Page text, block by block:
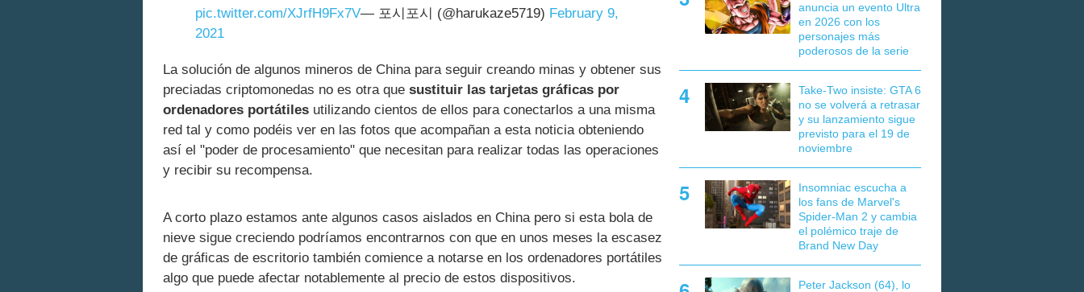
pic.twitter.com/XJrfH9Fx7V— 포시포시 (@harukaze5719) February 9,
2021
La solución de algunos mineros de China para seguir creando minas y obtener sus
preciadas criptomonedas no es otra que sustituir las tarjetas gráficas por
ordenadores portátiles utilizando cientos de ellos para conectarlos a una misma
red tal y como podéis ver en las fotos que acompañan a esta noticia obteniendo
así el "poder de procesamiento" que necesitan para realizar todas las operaciones
y recibir su recompensa.
A corto plazo estamos ante algunos casos aislados en China pero si esta bola de
nieve sigue creciendo podríamos encontrarnos con que en unos meses la escasez
de gráficas de escritorio también comience a notarse en los ordenadores portátiles
algo que puede afectar notablemente al precio de estos dispositivos.
anuncia un evento Ultra
en 2026 con los
personajes más
poderosos de la serie
Take-Two insiste: GTA 6
no se volverá a retrasar
y su lanzamiento sigue
previsto para el 19 de
noviembre
Insomniac escucha a
los fans de Marvel's
Spider-Man 2 y cambia
el polémico traje de
Brand New Day
Peter Jackson (64), lo